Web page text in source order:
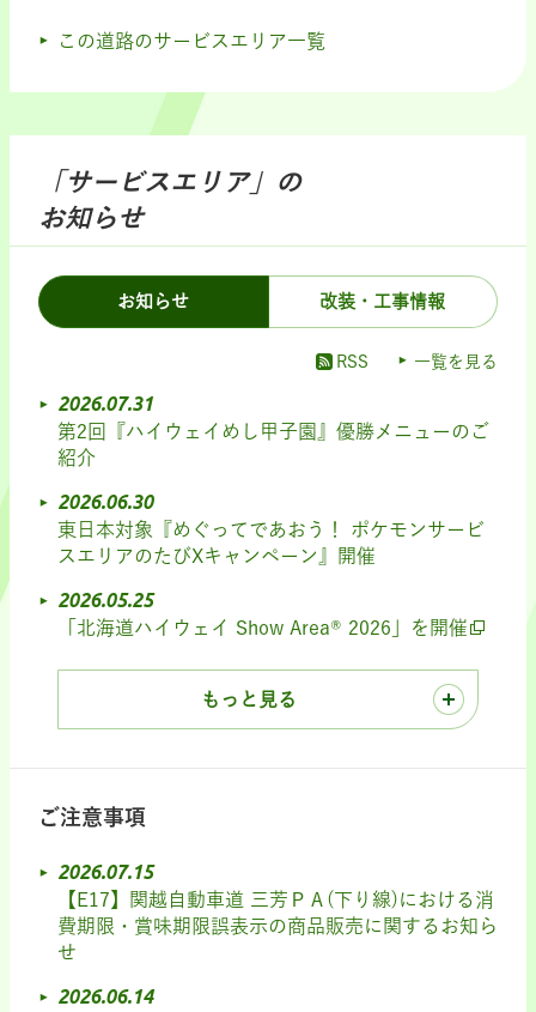
この道路のサービスエリア一覧
「サービスエリア」の
お知らせ
お知らせ 改装・工事情報
RSS 一覧を見る
2026.07.31
第2回『ハイウェイめし甲子園』優勝メニューのご
紹介
2026.06.30
東日本対象『めぐってであおう！ ポケモンサービ
スエリアのたびXキャンペーン』開催
2026.05.25
「北海道ハイウェイ Show Area® 2026」を開催
もっと見る
ご注意事項
2026.07.15
【E17】関越自動車道 三芳ＰＡ(下り線)における消
費期限・賞味期限誤表示の商品販売に関するお知ら
せ
2026.06.14